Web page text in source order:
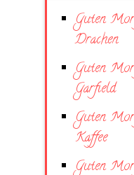
Guten
Drachen
Guten
Garfield
Guten
Kaffee
Guten